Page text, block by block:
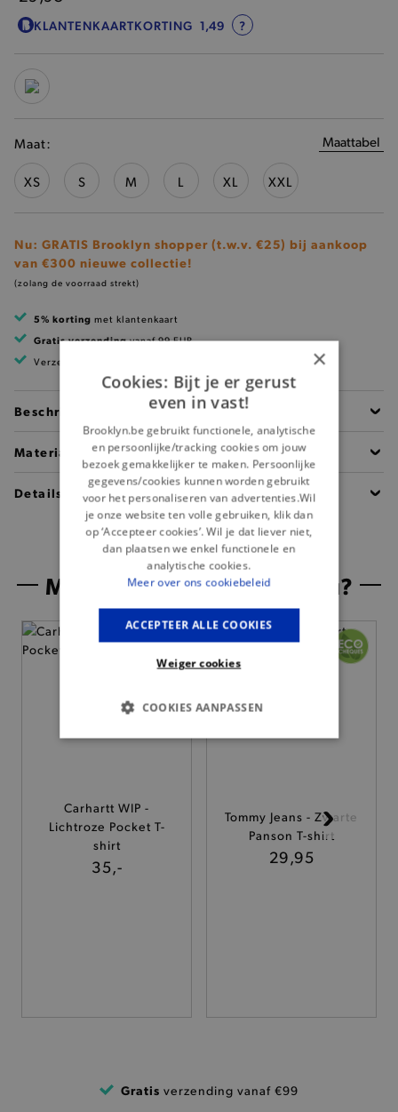
KLANTENKAARTKORTING 1,49 ?
Maat: Maattabel
XS S M L XL XXL
Nu: GRATIS Brooklyn shopper (t.w.v. €25) bij aankoop
van €300 nieuwe collectie!
(zolang de voorraad strekt)
5% korting met klantenkaart
Gratis verzendingvanaf 99 EUR
Verzending binnen 1 à 2 werkdagen
Beschrijving
Materiaal
Details
Misschien is dit iets voor jou?
Carhartt WIP -
Lichtroze Pocket T-
shirt
35,-
Tommy Jeans - Zwarte
Panson T-shirt
29,95
Gratis verzending vanaf €99
×
Cookies: Bijt je er gerust
even in vast!
Brooklyn.be gebruikt functionele, analytische
en persoonlijke/tracking cookies om jouw
bezoek gemakkelijker te maken. Persoonlijke
gegevens/cookies kunnen worden gebruikt
voor het personaliseren van advertenties.Wil
je onze website ten volle gebruiken, klik dan
op ‘Accepteer cookies’. Wil je dat liever niet,
dan plaatsen we enkel functionele en
analytische cookies.
Meer over ons cookiebeleid
ACCEPTEER ALLE COOKIES
Weiger cookies
COOKIES AANPASSEN
BASIS COOKIES
TARGETING
FUNCTIONALITEIT
niet jouw identiteit.